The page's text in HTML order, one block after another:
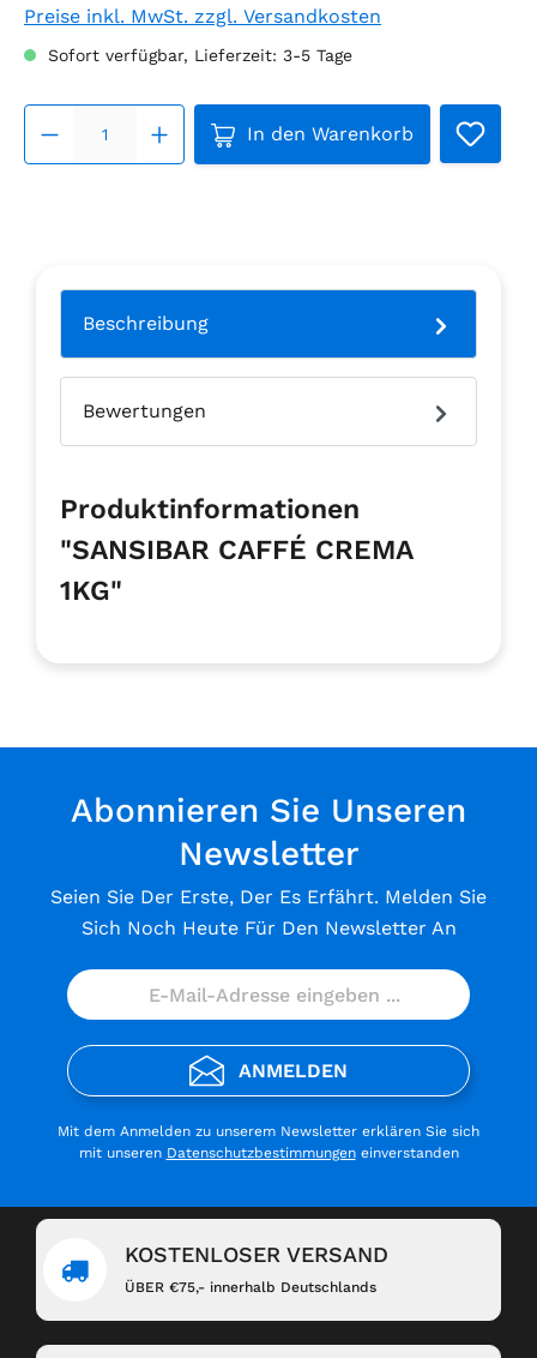
Preise inkl. MwSt. zzgl. Versandkosten
Sofort verfügbar, Lieferzeit: 3-5 Tage
Produkt Anzahl: Gib den
In den Warenkorb
Beschreibung
Bewertungen
Produktinformationen
"SANSIBAR CAFFÉ CREMA
1KG"
Abonnieren Sie Unseren
Newsletter
Seien Sie Der Erste, Der Es Erfährt. Melden Sie
Sich Noch Heute Für Den Newsletter An
ANMELDEN
Mit dem Anmelden zu unserem Newsletter erklären Sie sich
mit unseren Datenschutzbestimmungeneinverstanden
KOSTENLOSER VERSAND
ÜBER €75,- innerhalb Deutschlands